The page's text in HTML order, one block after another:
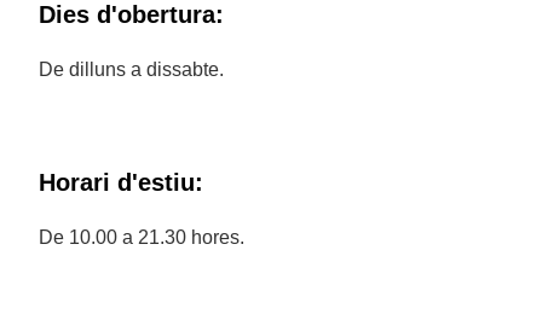
Dies d'obertura:
De dilluns a dissabte.
Horari d'estiu:
De 10.00 a 21.30 hores.